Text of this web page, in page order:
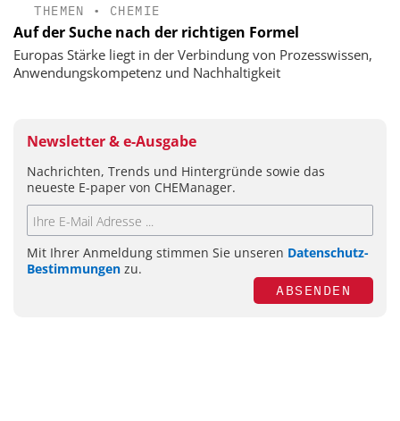
THEMEN • CHEMIE
Auf der Suche nach der richtigen Formel
Europas Stärke liegt in der Verbindung von Prozesswissen,
Anwendungskompetenz und Nachhaltigkeit
Newsletter & e-Ausgabe
Nachrichten, Trends und Hintergründe sowie das
neueste E-paper von CHEManager.
Mit Ihrer Anmeldung stimmen Sie unseren Datenschutz-
Bestimmungen zu.
ABSENDEN